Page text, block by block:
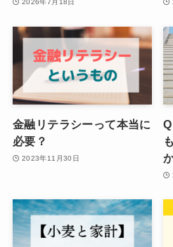
2026年7月18日
金融リテラシーって本当に
必要？
2023年11月30日